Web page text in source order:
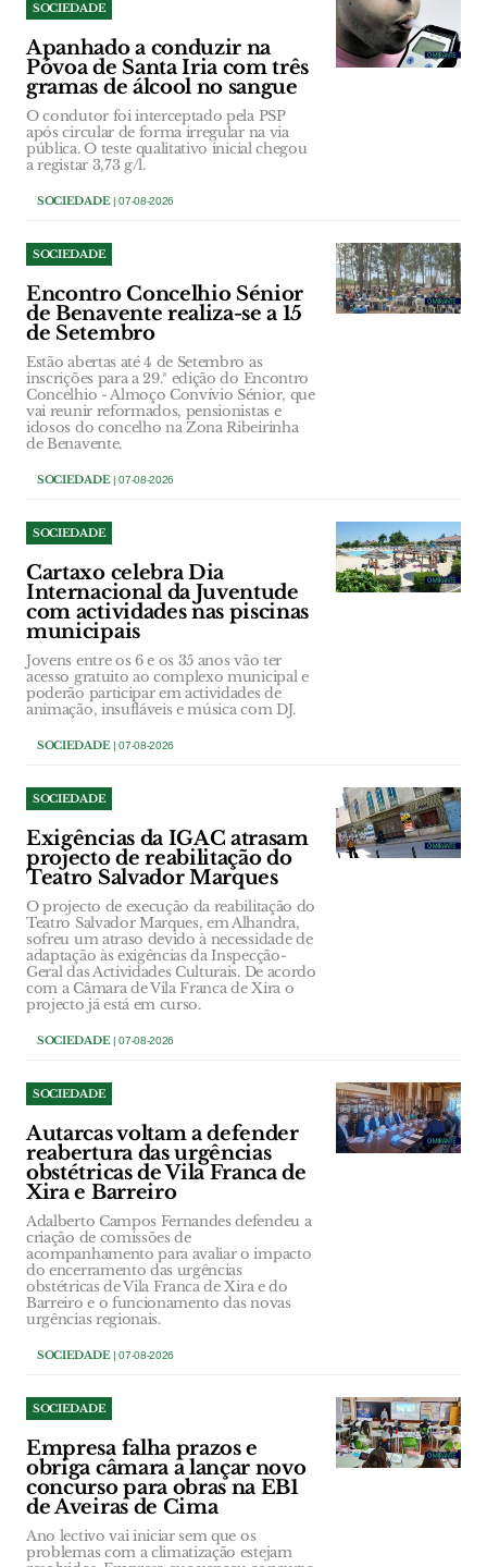
SOCIEDADE
Apanhado a conduzir na
Póvoa de Santa Iria com três
gramas de álcool no sangue
O condutor foi interceptado pela PSP
após circular de forma irregular na via
pública. O teste qualitativo inicial chegou
a registar 3,73 g/l.
SOCIEDADE| 07-08-2026
SOCIEDADE
Encontro Concelhio Sénior
de Benavente realiza-se a 15
de Setembro
Estão abertas até 4 de Setembro as
inscrições para a 29.ª edição do Encontro
Concelhio - Almoço Convívio Sénior, que
vai reunir reformados, pensionistas e
idosos do concelho na Zona Ribeirinha
de Benavente.
SOCIEDADE| 07-08-2026
SOCIEDADE
Cartaxo celebra Dia
Internacional da Juventude
com actividades nas piscinas
municipais
Jovens entre os 6 e os 35 anos vão ter
acesso gratuito ao complexo municipal e
poderão participar em actividades de
animação, insufláveis e música com DJ.
SOCIEDADE| 07-08-2026
SOCIEDADE
Exigências da IGAC atrasam
projecto de reabilitação do
Teatro Salvador Marques
O projecto de execução da reabilitação do
Teatro Salvador Marques, em Alhandra,
sofreu um atraso devido à necessidade de
adaptação às exigências da Inspecção-
Geral das Actividades Culturais. De acordo
com a Câmara de Vila Franca de Xira o
projecto já está em curso.
SOCIEDADE| 07-08-2026
SOCIEDADE
Autarcas voltam a defender
reabertura das urgências
obstétricas de Vila Franca de
Xira e Barreiro
Adalberto Campos Fernandes defendeu a
criação de comissões de
acompanhamento para avaliar o impacto
do encerramento das urgências
obstétricas de Vila Franca de Xira e do
Barreiro e o funcionamento das novas
urgências regionais.
SOCIEDADE| 07-08-2026
SOCIEDADE
Empresa falha prazos e
obriga câmara a lançar novo
concurso para obras na EB1
de Aveiras de Cima
Ano lectivo vai iniciar sem que os
problemas com a climatização estejam